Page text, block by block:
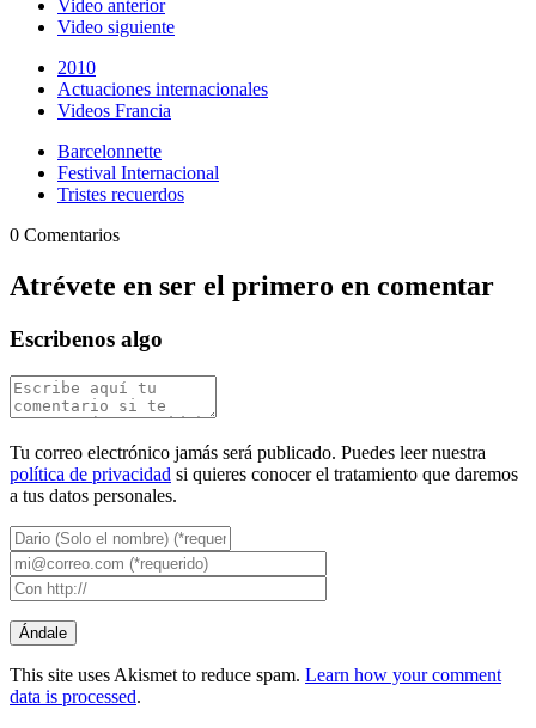
Video anterior
Video siguiente
2010
Actuaciones internacionales
Videos Francia
Barcelonnette
Festival Internacional
Tristes recuerdos
0 Comentarios
Atrévete en ser el primero en comentar
Escribenos algo
Tu correo electrónico jamás será publicado. Puedes leer nuestra
política de privacidad si quieres conocer el tratamiento que daremos
a tus datos personales.
This site uses Akismet to reduce spam. Learn how your comment
data is processed.